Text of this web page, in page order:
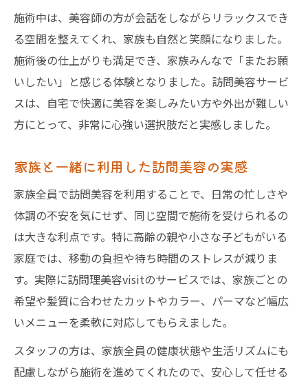
施術中は、美容師の方が会話をしながらリラックスでき
る空間を整えてくれ、家族も自然と笑顔になりました。
施術後の仕上がりも満足でき、家族みんなで「またお願
いしたい」と感じる体験となりました。訪問美容サービ
スは、自宅で快適に美容を楽しみたい方や外出が難しい
方にとって、非常に心強い選択肢だと実感しました。
家族と一緒に利用した訪問美容の実感
家族全員で訪問美容を利用することで、日常の忙しさや
体調の不安を気にせず、同じ空間で施術を受けられるの
は大きな利点です。特に高齢の親や小さな子どもがいる
家庭では、移動の負担や待ち時間のストレスが減りま
す。実際に訪問理美容visitのサービスでは、家族ごとの
希望や髪質に合わせたカットやカラー、パーマなど幅広
いメニューを柔軟に対応してもらえました。
スタッフの方は、家族全員の健康状態や生活リズムにも
配慮しながら施術を進めてくれたので、安心して任せる